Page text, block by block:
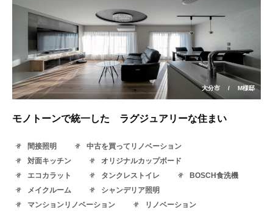
大分市 / M様邸
モノトーンで統一した ラグジュアリーな住まい
間接照明
中古を買ってリノベーション
対面キッチン
オリジナルカップボード
エコカラット
タンクレストイレ
BOSCH食洗機
メイクルーム
シャンデリア照明
マンションリノベーション
リノベーション